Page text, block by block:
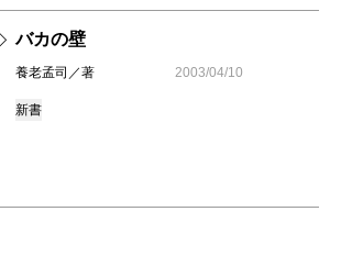
バカの壁
養老孟司／著 2003/04/10
新書